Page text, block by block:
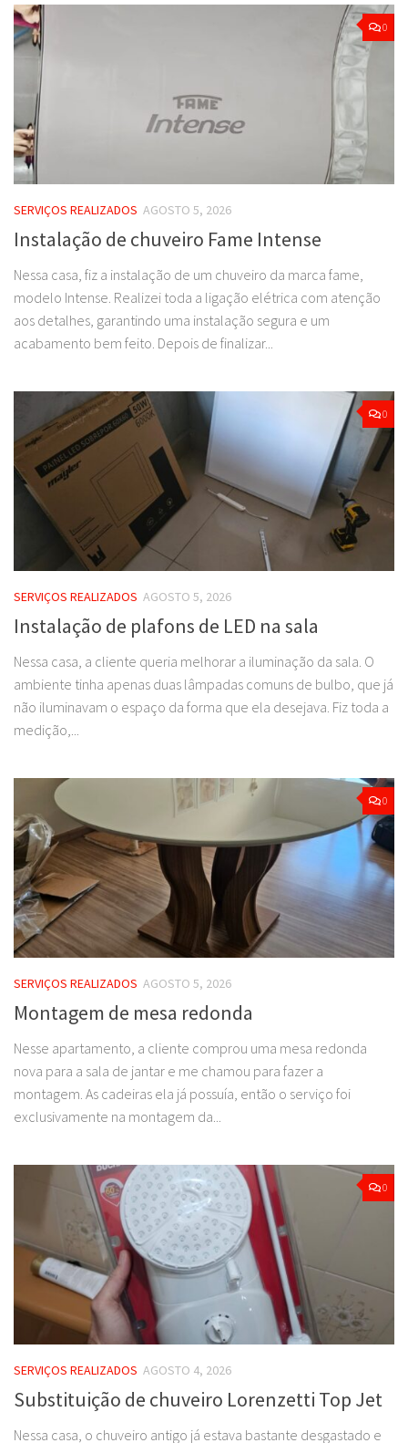
0
SERVIÇOS REALIZADOS AGOSTO 5, 2026
Instalação de chuveiro Fame Intense
Nessa casa, fiz a instalação de um chuveiro da marca fame,
modelo Intense. Realizei toda a ligação elétrica com atenção
aos detalhes, garantindo uma instalação segura e um
acabamento bem feito. Depois de finalizar...
0
SERVIÇOS REALIZADOS AGOSTO 5, 2026
Instalação de plafons de LED na sala
Nessa casa, a cliente queria melhorar a iluminação da sala. O
ambiente tinha apenas duas lâmpadas comuns de bulbo, que já
não iluminavam o espaço da forma que ela desejava. Fiz toda a
medição,...
0
SERVIÇOS REALIZADOS AGOSTO 5, 2026
Montagem de mesa redonda
Nesse apartamento, a cliente comprou uma mesa redonda
nova para a sala de jantar e me chamou para fazer a
montagem. As cadeiras ela já possuía, então o serviço foi
exclusivamente na montagem da...
0
SERVIÇOS REALIZADOS AGOSTO 4, 2026
Substituição de chuveiro Lorenzetti Top Jet
Nessa casa, o chuveiro antigo já estava bastante desgastado e